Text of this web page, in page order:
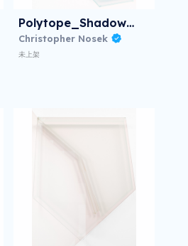
Polytope_Shadow_III
Christopher Nosek
未上架